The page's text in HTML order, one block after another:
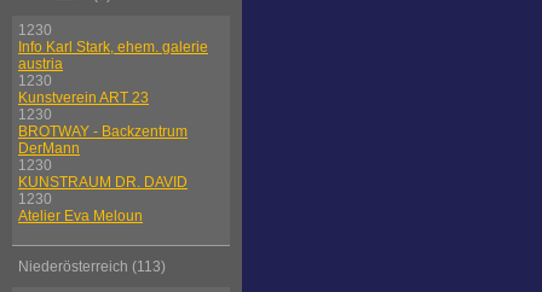
1230
Info Karl Stark, ehem. galerie
austria
1230
Kunstverein ART 23
1230
BROTWAY - Backzentrum
DerMann
1230
KUNSTRAUM DR. DAVID
1230
Atelier Eva Meloun
Niederösterreich (113)